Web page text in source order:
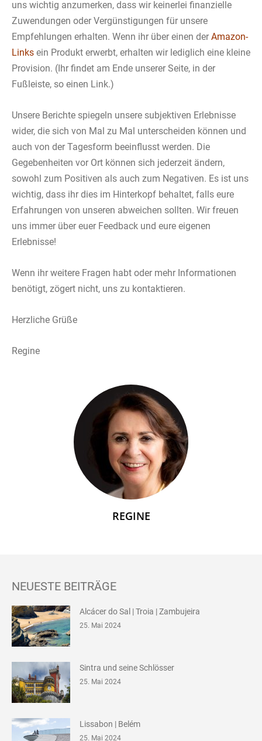
uns wichtig anzumerken, dass wir keinerlei finanzielle
Zuwendungen oder Vergünstigungen für unsere
Empfehlungen erhalten. Wenn ihr über einen der Amazon-
Links ein Produkt erwerbt, erhalten wir lediglich eine kleine
Provision. (Ihr findet am Ende unserer Seite, in der
Fußleiste, so einen Link.)
Unsere Berichte spiegeln unsere subjektiven Erlebnisse
wider, die sich von Mal zu Mal unterscheiden können und
auch von der Tagesform beeinflusst werden. Die
Gegebenheiten vor Ort können sich jederzeit ändern,
sowohl zum Positiven als auch zum Negativen. Es ist uns
wichtig, dass ihr dies im Hinterkopf behaltet, falls eure
Erfahrungen von unseren abweichen sollten. Wir freuen
uns immer über euer Feedback und eure eigenen
Erlebnisse!
Wenn ihr weitere Fragen habt oder mehr Informationen
benötigt, zögert nicht, uns zu kontaktieren.
Herzliche Grüße
Regine
REGINE
NEUESTE BEITRÄGE
Alcácer do Sal | Troia | Zambujeira
25. Mai 2024
Sintra und seine Schlösser
25. Mai 2024
Lissabon | Belém
25. Mai 2024